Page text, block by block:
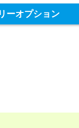
ーオプション